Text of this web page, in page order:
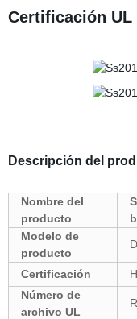
Certificación UL
Descripción del
Nombre del
producto
Modelo de
producto
Certificación
Número de
archivo UL